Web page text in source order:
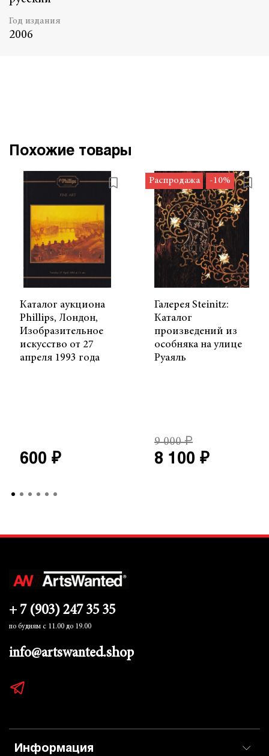
Год издания
2006
Похожие товары
Каталог аукциона
Phillips, Лондон,
Изобразительное
искусство от 27
апреля 1993 года
600 ₽
Распродажа -10%
Галерея Steinitz:
Каталог
произведений из
особняка на улице
Руаяль
9 000 ₽
8 100 ₽
Информация
+ 7 (903) 247 35 35
по будням с 11.00 до 19.00
info@artswanted.shop